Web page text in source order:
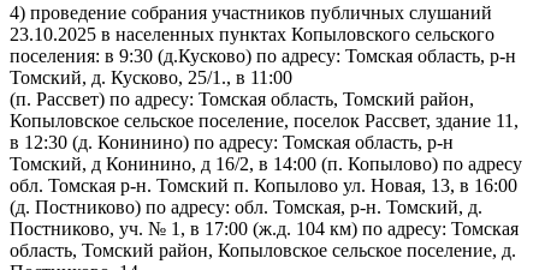
4) проведение собрания участников публичных слушаний
23.10.2025 в населенных пунктах Копыловского сельского
поселения: в 9:30 (д.Кусково) по адресу: Томская область, р-н
Томский, д. Кусково, 25/1., в 11:00
(п. Рассвет) по адресу: Томская область, Томский район,
Копыловское сельское поселение, поселок Рассвет, здание 11,
в 12:30 (д. Конинино) по адресу: Томская область, р-н
Томский, д Конинино, д 16/2, в 14:00 (п. Копылово) по адресу
обл. Томская р-н. Томский п. Копылово ул. Новая, 13, в 16:00
(д. Постниково) по адресу: обл. Томская, р-н. Томский, д.
Постниково, уч. № 1, в 17:00 (ж.д. 104 км) по адресу: Томская
область, Томский район, Копыловское сельское поселение, д.